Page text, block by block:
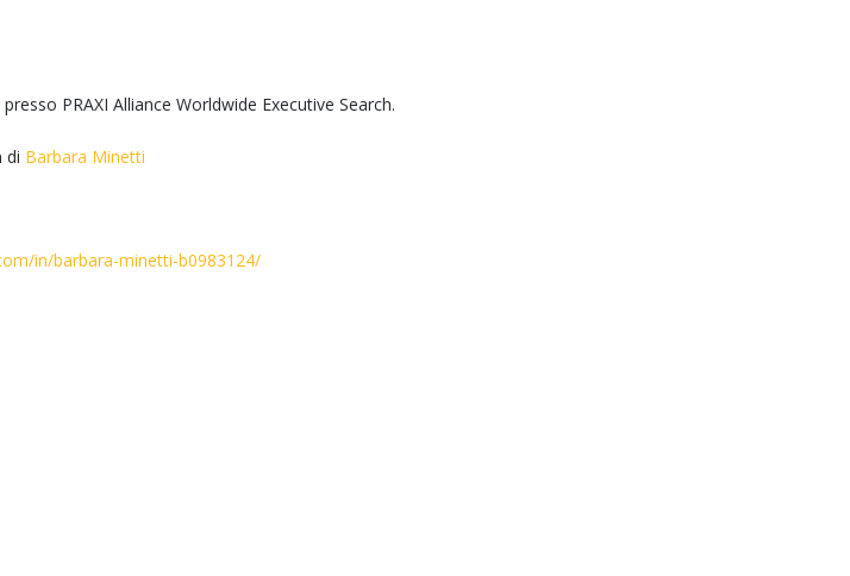
PRAXI Alliance Worldwide Executive Search.
di Barbara Minetti
in/barbara-minetti-b0983124/